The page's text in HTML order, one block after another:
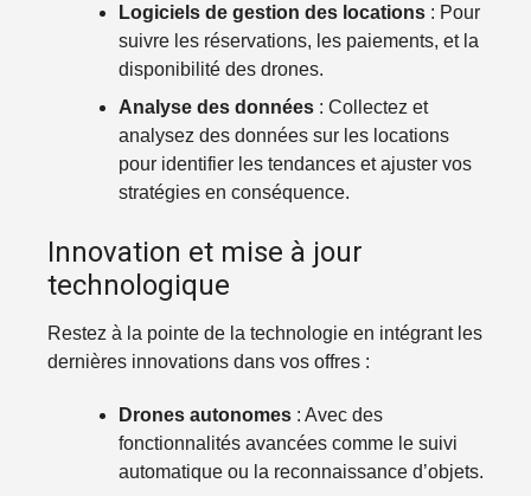
Logiciels de gestion des locations : Pour
suivre les réservations, les paiements, et la
disponibilité des drones.
Analyse des données : Collectez et
analysez des données sur les locations
pour identifier les tendances et ajuster vos
stratégies en conséquence.
Innovation et mise à jour
technologique
Restez à la pointe de la technologie en intégrant les
dernières innovations dans vos offres :
Drones autonomes : Avec des
fonctionnalités avancées comme le suivi
automatique ou la reconnaissance d’objets.